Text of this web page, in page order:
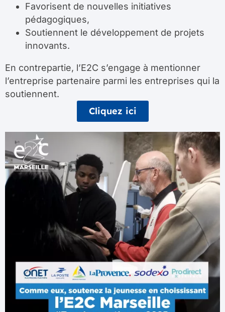
Favorisent de nouvelles initiatives
pédagogiques,
Soutiennent le développement de projets
innovants.
En contrepartie, l’E2C s’engage à mentionner
l’entreprise partenaire parmi les entreprises qui la
soutiennent.
Cliquez ici